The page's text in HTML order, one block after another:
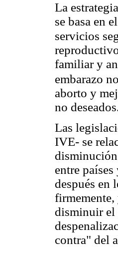
La
se basa en
servicios
familiar y
embarazo
aborto y
no
Las
IVE- se
entre
después en
firmemente,
disminuir el
contra" del